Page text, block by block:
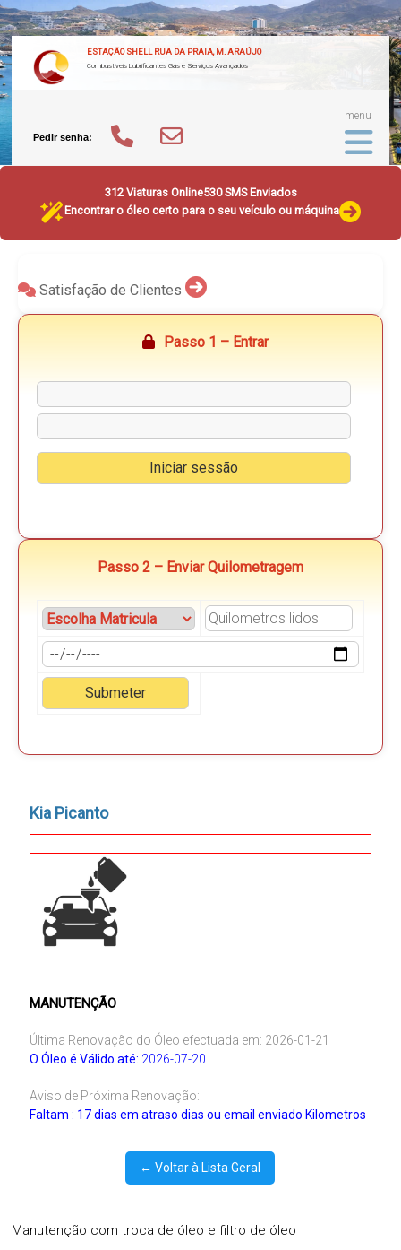
ESTAÇÃO SHELL RUA DA PRAIA, M. ARAÚJO
Combustíveis Lubrificantes Gás e Serviços Avançados
menu
Pedir senha:
312 Viaturas Online530 SMS Enviados
Encontrar o óleo certo para o seu veículo ou máquina
Satisfação de Clientes
Passo 1 – Entrar
Passo 2 – Enviar Quilometragem
Kia Picanto
MANUTENÇÃO
Última Renovação do Óleo efectuada em: 2026-01-21
O Óleo é Válido até: 2026-07-20
Aviso de Próxima Renovação:
Faltam : 17 dias em atraso dias ou email enviado Kilometros
← Voltar à Lista Geral
Manutenção com troca de óleo e filtro de óleo